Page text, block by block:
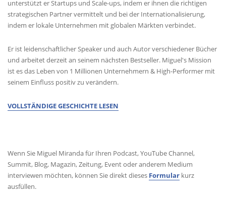
unterstützt er Startups und Scale-ups, indem er ihnen die richtigen
strategischen Partner vermittelt und bei der Internationalisierung,
indem er lokale Unternehmen mit globalen Märkten verbindet.
Er ist leidenschaftlicher Speaker und auch Autor verschiedener Bücher
und arbeitet derzeit an seinem nächsten Bestseller. Miguel's Mission
ist es das Leben von 1 Millionen Unternehmern & High-Performer mit
seinem Einfluss positiv zu verändern.
VOLLSTÄNDIGE GESCHICHTE LESEN
Wenn Sie Miguel Miranda für Ihren Podcast, YouTube Channel,
Summit, Blog, Magazin, Zeitung, Event oder anderem Medium
interviewen möchten, können Sie direkt dieses Formular kurz
ausfüllen.